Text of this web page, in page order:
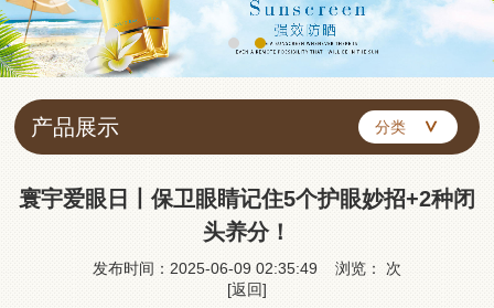
产品展示 分类
寰宇爱眼日丨保卫眼睛记住5个护眼妙招+2种闭
头养分！
发布时间：2025-06-09 02:35:49 浏览：
次
[返回]